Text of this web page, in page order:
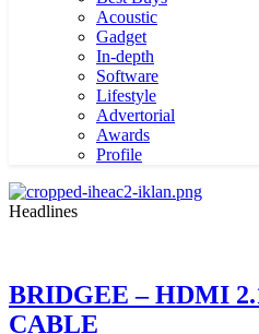
Acoustic
Gadget
In-depth
Software
Lifestyle
Advertorial
Awards
Profile
Headlines
BRIDGEE – HDMI
CABLE